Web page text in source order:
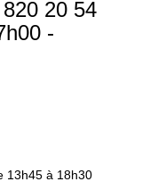
20 54
-
13h45 à 18h30